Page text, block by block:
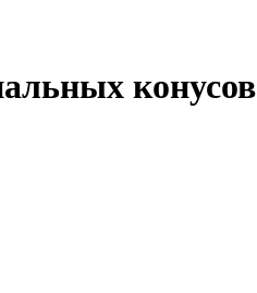
конусов